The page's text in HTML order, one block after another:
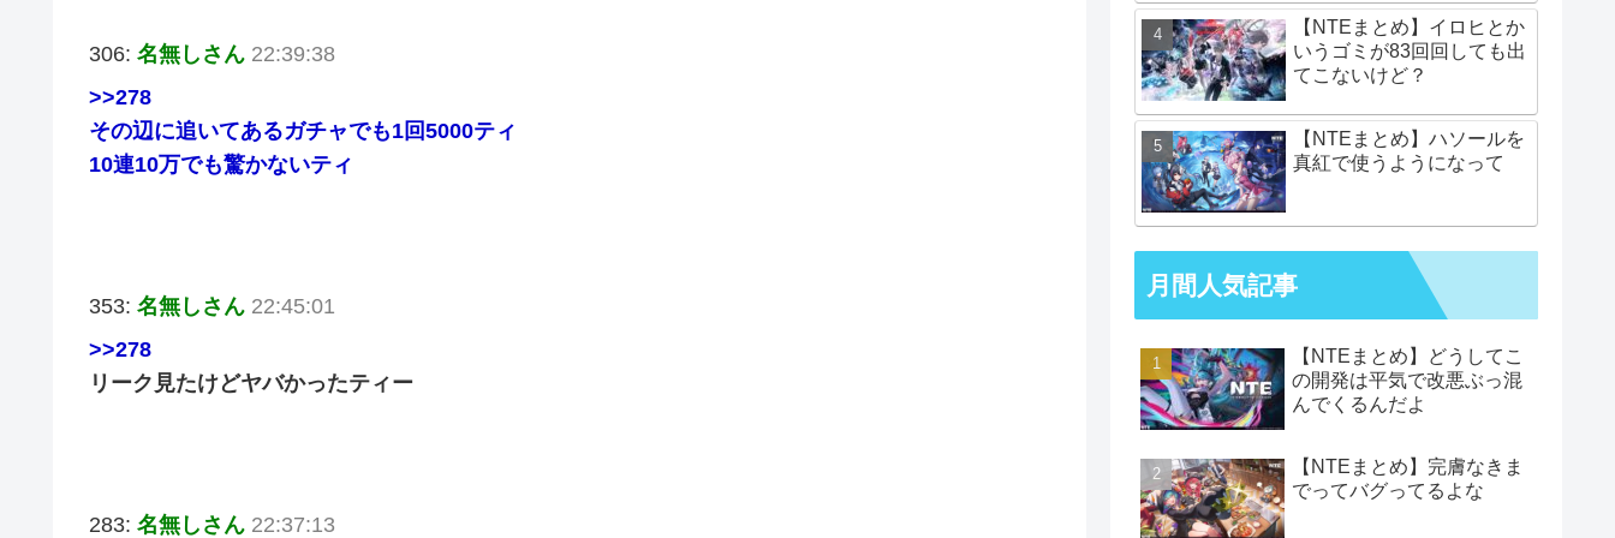
306: 名無しさん 22:39:38
>>278
その辺に追いてあるガチャでも1回5000ティ
10連10万でも驚かないティ
353: 名無しさん 22:45:01
>>278
リーク見たけどヤバかったティー
283: 名無しさん 22:37:13
【NTEまとめ】イロヒとか
いうゴミが83回回しても出
てこないけど？
【NTEまとめ】ハソールを
真紅で使うようになって
月間人気記事
【NTEまとめ】どうしてこ
の開発は平気で改悪ぶっ混
んでくるんだよ
【NTEまとめ】完膚なきま
でってバグってるよな